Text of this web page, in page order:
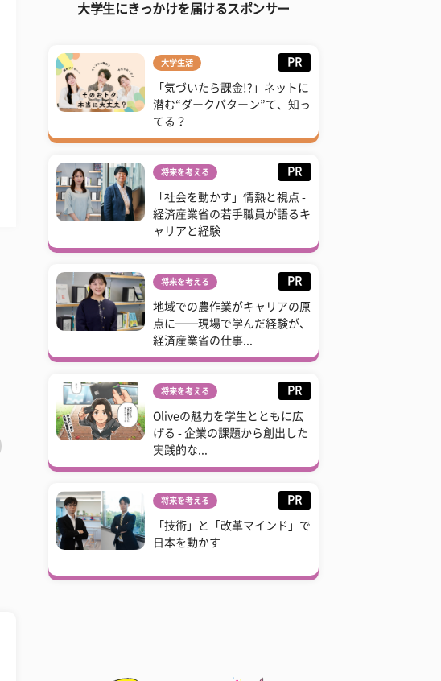
大学生にきっかけを届けるスポンサー
大学生活 PR
「気づいたら課金!?」ネットに
潜む“ダークパターン”て、知っ
てる？
将来を考える PR
「社会を動かす」情熱と視点 -
経済産業省の若手職員が語るキ
ャリアと経験
将来を考える PR
地域での農作業がキャリアの原
点に──現場で学んだ経験が、
経済産業省の仕事...
将来を考える PR
Oliveの魅力を学生とともに広
げる - 企業の課題から創出した
実践的な...
将来を考える PR
「技術」と「改革マインド」で
日本を動かす